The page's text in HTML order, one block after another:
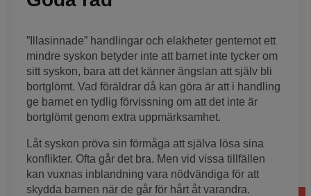
”Illasinnade” handlingar och elakheter gentemot ett
mindre syskon betyder inte att barnet inte tycker om
sitt syskon, bara att det känner ängslan att själv bli
bortglömt. Vad föräldrar då kan göra är att i handling
ge barnet en tydlig förvissning om att det inte är
bortglömt genom extra uppmärksamhet.
Låt syskon pröva sin förmåga att själva lösa sina
konflikter. Ofta går det bra. Men vid vissa tillfällen
kan vuxnas inblandning vara nödvändiga för att
skydda barnen när de går för hårt åt varandra.